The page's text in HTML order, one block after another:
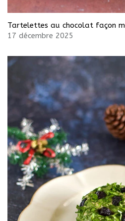
Tartelettes au chocolat façon
17 décembre 2025